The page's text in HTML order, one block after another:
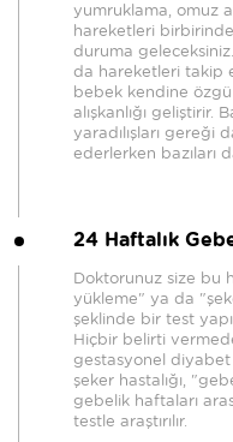
yumruklama, omuz
hareketleri
duruma
da hareketleri takip
bebek kendine
alışkanlığı geliştirir.
yaradılışları gereği
ederlerken bazıları
24 Haftalık
Doktorunuz size bu
yükleme" ya da
şeklinde bir test
Hiçbir belirti
gestasyonel
şeker hastalığı,
gebelik haftaları
testle araştırılır.